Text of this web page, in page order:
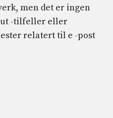
men det er ingen
-tilfeller eller
relatert til e -post